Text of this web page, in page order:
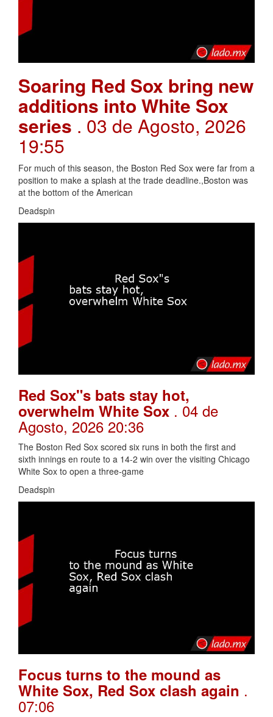
Soaring Red Sox bring new
additions into White Sox
series . 03 de Agosto, 2026
19:55
For much of this season, the Boston Red Sox were far from a
position to make a splash at the trade deadline.,Boston was
at the bottom of the American
Deadspin
Red Sox"s bats stay hot,
overwhelm White Sox . 04 de
Agosto, 2026 20:36
The Boston Red Sox scored six runs in both the first and
sixth innings en route to a 14-2 win over the visiting Chicago
White Sox to open a three-game
Deadspin
Focus turns to the mound as
White Sox, Red Sox clash again .
07:06